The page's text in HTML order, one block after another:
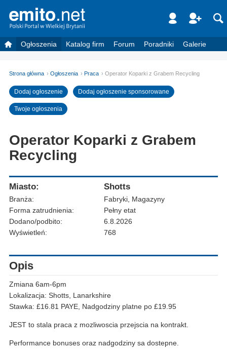
Ogłoszenia Katalog firm Forum Poradniki Galerie
Strona główna Ogłoszenia Praca Operator Koparki z Grabem Recycling
Dodaj ogłoszenie Dodaj ogłoszenie sponsorowane
Twoje ogłoszenia
Operator Koparki z Grabem
Recycling
Miasto: Shotts
Branża:
Fabryki, Magazyny
Forma zatrudnienia:
Pełny etat
Dodano/podbito:
6.8.2026
Wyświetleń:
768
Opis
Zmiana 6am-6pm
Lokalizacja: Shotts, Lanarkshire
Stawka: £16.81 PAYE, Nadgodziny platne po £19.95
JEST to stala praca z mozliwoscia przejscia na kontrakt.
Performance bonuses oraz nadgodziny sa dostepne.